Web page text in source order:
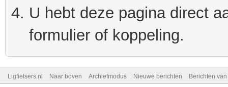
U hebt deze pagina direct
formulier of koppeling.
Ligfietsers.nl Naar boven Archiefmodus Nieuwe berichten Berichten